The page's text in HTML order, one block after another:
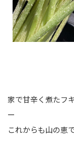
家で甘辛く煮たフ
ー
これからも山の恵